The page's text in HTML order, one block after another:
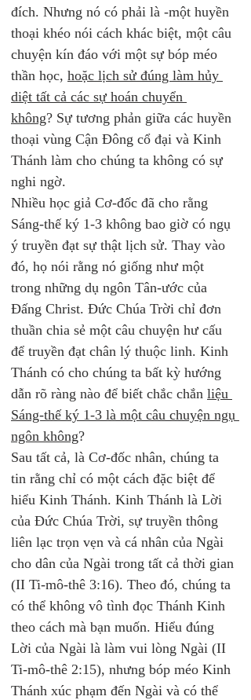
đích. Nhưng nó có phải là -một huyền
thoại khéo nói cách khác biệt, một câu
chuyện kín đáo với một sự bóp méo
thần học, hoặc lịch sử đúng làm hủy
diệt tất cả các sự hoán chuyển
không? Sự tương phản giữa các huyền
thoại vùng Cận Đông cổ đại và Kinh
Thánh làm cho chúng ta không có sự
nghi ngờ.
Nhiều học giả Cơ-đốc đã cho rằng
Sáng-thế ký 1-3 không bao giờ có ngụ
ý truyền đạt sự thật lịch sử. Thay vào
đó, họ nói rằng nó giống như một
trong những dụ ngôn Tân-ước của
Đấng Christ. Đức Chúa Trời chỉ đơn
thuần chia sẻ một câu chuyện hư cấu
để truyền đạt chân lý thuộc linh. Kinh
Thánh có cho chúng ta bất kỳ hướng
dẫn rõ ràng nào để biết chắc chắn liệu
Sáng-thế ký 1-3 là một câu chuyện ngụ
ngôn không?
Sau tất cả, là Cơ-đốc nhân, chúng ta
tin rằng chỉ có một cách đặc biệt để
hiểu Kinh Thánh. Kinh Thánh là Lời
của Đức Chúa Trời, sự truyền thông
liên lạc trọn vẹn và cá nhân của Ngài
cho dân của Ngài trong tất cả thời gian
(II Ti-mô-thê 3:16). Theo đó, chúng ta
có thể không vô tình đọc Thánh Kinh
theo cách mà bạn muốn. Hiểu đúng
Lời của Ngài là làm vui lòng Ngài (II
Ti-mô-thê 2:15), nhưng bóp méo Kinh
Thánh xúc phạm đến Ngài và có thể